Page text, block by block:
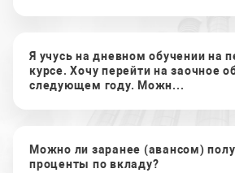
Я учусь на дневном обучении на
курсе. Хочу перейти на заочное
следующем году. Можн...
Можно ли заранее (авансом)
проценты по вкладу?